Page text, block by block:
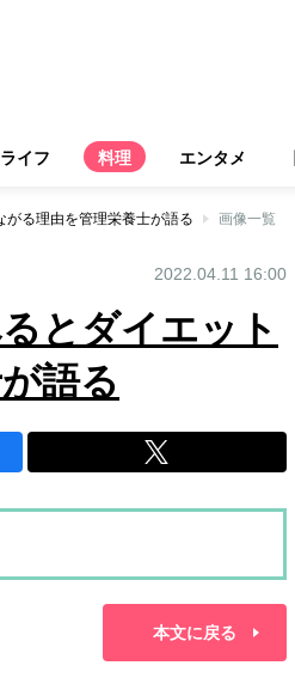
ライフ 料理 エンタメ
る理由を管理栄養士が語る 画像一覧
2022.04.11 16:00
とダイエット
語る
本文に戻る